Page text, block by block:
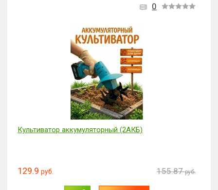
0
Культиватор аккумуляторный (2АКБ)
129.9 руб. 155.87 руб.